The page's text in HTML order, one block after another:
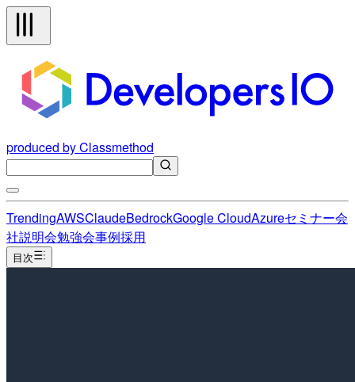
produced by Classmethod
TrendingAWSClaudeBedrockGoogle CloudAzureセミナー会
社説明会勉強会事例採用
目次